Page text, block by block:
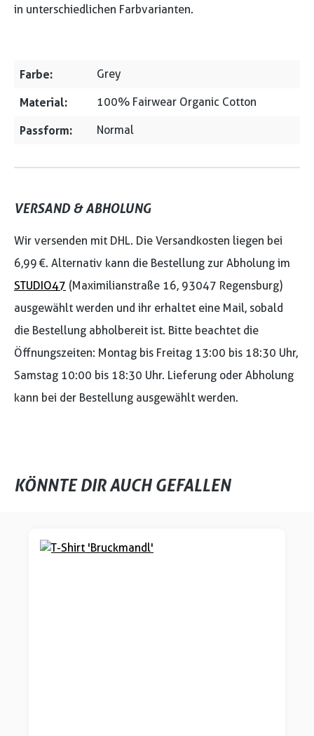
in unterschiedlichen Farbvarianten.
Farbe: Grey
Material: 100% Fairwear Organic Cotton
Passform: Normal
VERSAND & ABHOLUNG
Wir versenden mit DHL. Die Versandkosten liegen bei
6,99 €. Alternativ kann die Bestellung zur Abholung im
STUDIO47 (Maximilianstraße 16, 93047 Regensburg)
ausgewählt werden und ihr erhaltet eine Mail, sobald
die Bestellung abholbereit ist. Bitte beachtet die
Öffnungszeiten: Montag bis Freitag 13:00 bis 18:30 Uhr,
Samstag 10:00 bis 18:30 Uhr. Lieferung oder Abholung
kann bei der Bestellung ausgewählt werden.
KÖNNTE DIR AUCH GEFALLEN